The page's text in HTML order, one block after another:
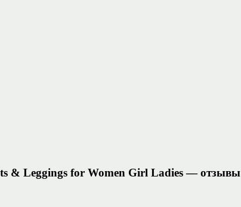
& Leggings for Women Girl Ladies — отзывы